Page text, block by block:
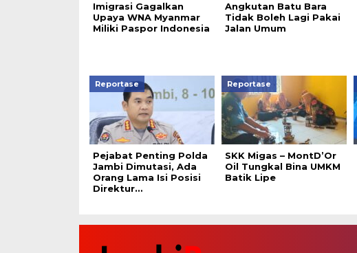
Imigrasi Gagalkan
Upaya WNA Myanmar
Miliki Paspor Indonesia
Angkutan Batu Bara
Tidak Boleh Lagi Pakai
Jalan Umum
Reportase
Pejabat Penting Polda
Jambi Dimutasi, Ada
Orang Lama Isi Posisi
Direktur…
Reportase
SKK Migas – MontD’Or
Oil Tungkal Bina UMKM
Batik Lipe